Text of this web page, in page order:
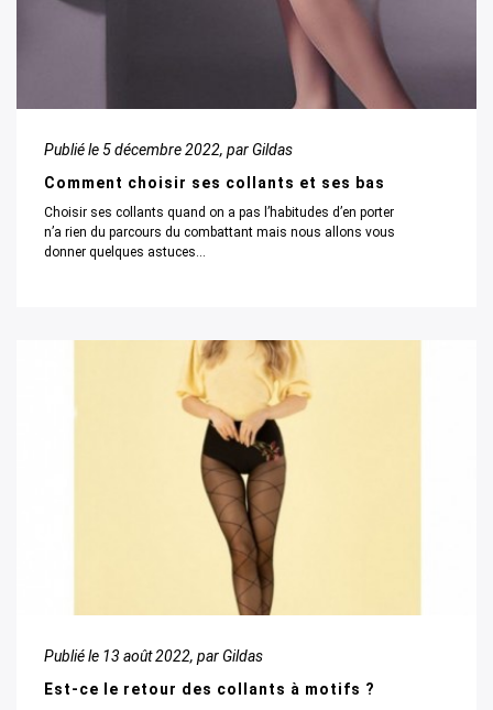
Publié le5 décembre 2022, par Gildas
Comment choisir ses collants et ses bas
Choisir ses collants quand on a pas l’habitudes d’en porter
n’a rien du parcours du combattant mais nous allons vous
donner quelques astuces...
Publié le 13 août 2022, par Gildas
Est-ce le retour des collants à motifs ?